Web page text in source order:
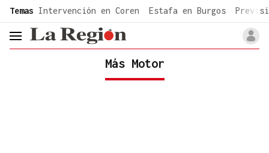
common.go-to-content
Temas Intervención en Coren Estafa en Burgos
header.menu.open
Más Motor